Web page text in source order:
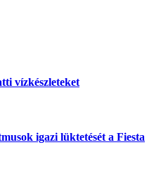
vízkészleteket
igazi lüktetését a Fiesta